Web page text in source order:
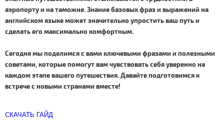
аэропорту и на таможне. Знание базовых фраз и выражений на
английском языке может значительно упростить ваш путь и
сделать его максимально комфортным.
Сегодня мы поделимся с вами ключевыми фразами и полезными
советами, которые помогут вам чувствовать себя уверенно на
каждом этапе вашего путешествия. Давайте подготовимся к
встрече с новыми странами вместе!
СКАЧАТЬ ГАЙД